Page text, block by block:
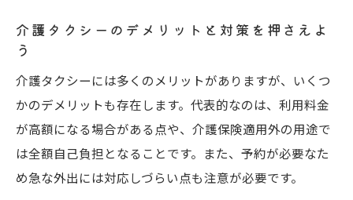
介護タクシーのデメリットと対策を押さえよ
う
介護タクシーには多くのメリットがありますが、いくつ
かのデメリットも存在します。代表的なのは、利用料金
が高額になる場合がある点や、介護保険適用外の用途で
は全額自己負担となることです。また、予約が必要なた
め急な外出には対応しづらい点も注意が必要です。